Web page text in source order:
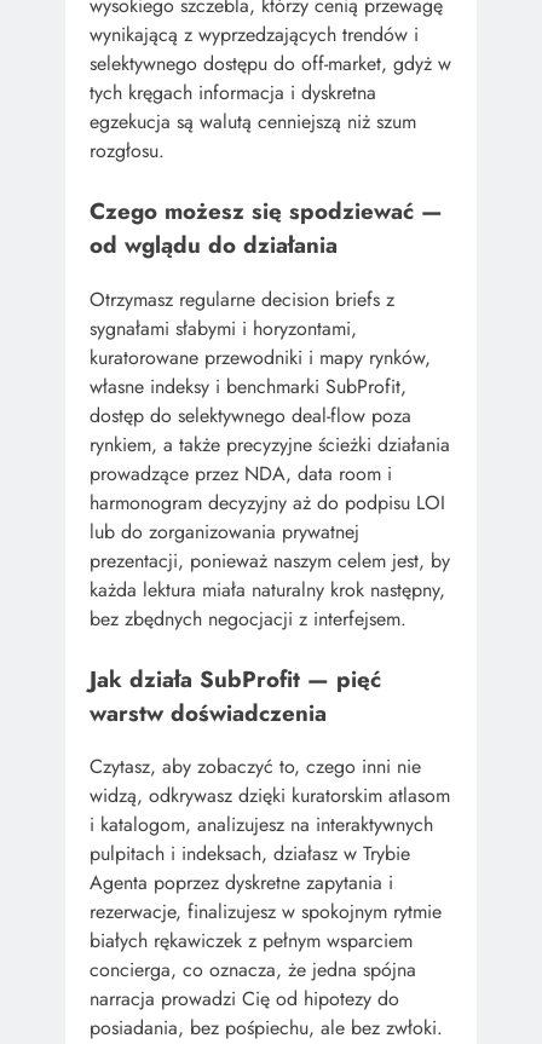
wynikającą z wyprzedzających trendów i
selektywnego dostępu do off-market, gdyż w
tych kręgach informacja i dyskretna
egzekucja są walutą cenniejszą niż szum
rozgłosu.
Czego możesz się spodziewać —
od wglądu do działania
Otrzymasz regularne decision briefs z
sygnałami słabymi i horyzontami,
kuratorowane przewodniki i mapy rynków,
własne indeksy i benchmarki SubProfit,
dostęp do selektywnego deal-flow poza
rynkiem, a także precyzyjne ścieżki działania
prowadzące przez NDA, data room i
harmonogram decyzyjny aż do podpisu LOI
lub do zorganizowania prywatnej
prezentacji, ponieważ naszym celem jest, by
każda lektura miała naturalny krok następny,
bez zbędnych negocjacji z interfejsem.
Jak działa SubProfit — pięć
warstw doświadczenia
Czytasz, aby zobaczyć to, czego inni nie
widzą, odkrywasz dzięki kuratorskim atlasom
i katalogom, analizujesz na interaktywnych
pulpitach i indeksach, działasz w Trybie
Agenta poprzez dyskretne zapytania i
rezerwacje, finalizujesz w spokojnym rytmie
białych rękawiczek z pełnym wsparciem
concierga, co oznacza, że jedna spójna
narracja prowadzi Cię od hipotezy do
posiadania, bez pośpiechu, ale bez zwłoki.